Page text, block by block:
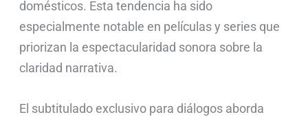
domésticos. Esta tendencia ha sido
especialmente notable en películas y series que
priorizan la espectacularidad sonora sobre la
claridad narrativa.
El subtitulado exclusivo para diálogos aborda